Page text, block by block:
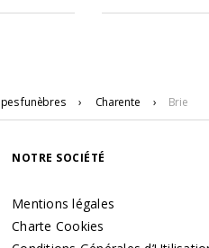
funèbres › Charente › Brie
NOTRE SOCIÉTÉ
Mentions légales
Charte Cookies